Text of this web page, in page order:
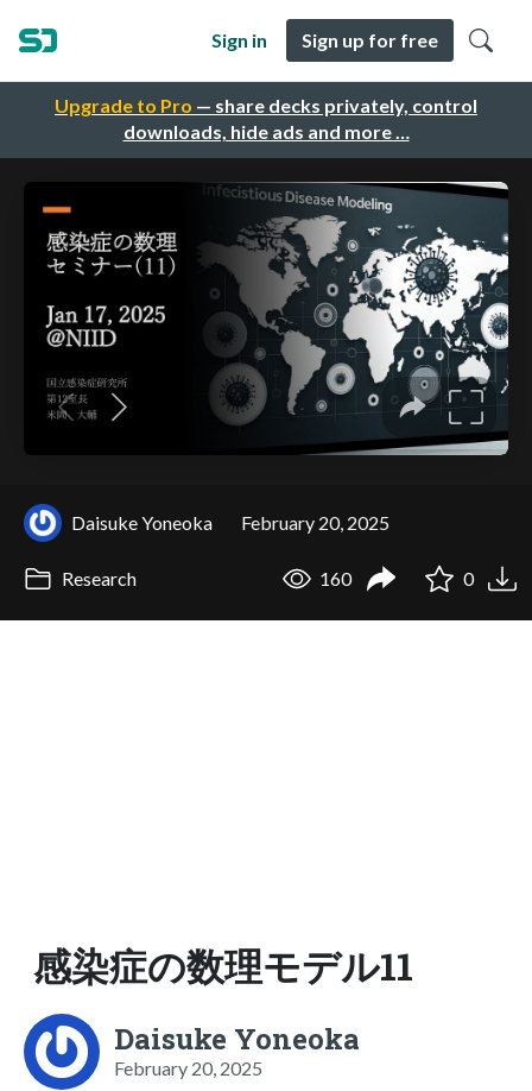
Upgrade to Pro — share decks privately, control
downloads, hide ads and more …
Sign in Sign up for free
Daisuke Yoneoka February 20, 2025
Research 160 0
感染症の数理モデル11
Daisuke Yoneoka
February 20, 2025